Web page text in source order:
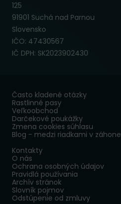
125
91901 Suchá nad Parnou
Slovensko
IČO: 47430567
IČ DPH: SK2023902430
Často kladené otázky
Rastlinné pasy
Veľkoobchod
Darčekové poukážky
Zmena cookies súhlasu
Blog - medzi riadkami v záhone
Kontakty
O nás
Ochrana osobných údajov
Pravidlá používania
Archív stránok
Slovník pojmov
Odstúpenie od zmluvy